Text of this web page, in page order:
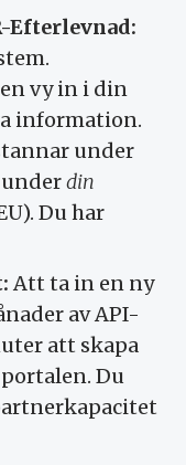
Efterlevnad:
vy in i din
information.
under
underdin
Du har
Att ta in en ny
av API-
att skapa
Du